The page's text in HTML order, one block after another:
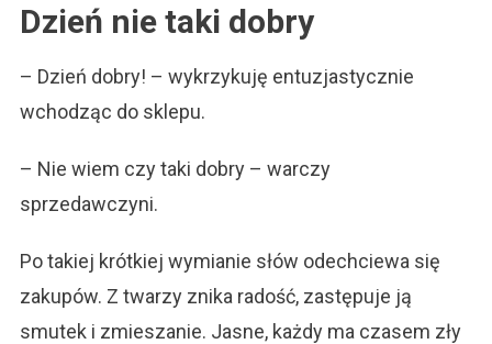
Dzień nie taki dobry
– Dzień dobry! – wykrzykuję entuzjastycznie
wchodząc do sklepu.
– Nie wiem czy taki dobry – warczy
sprzedawczyni.
Po takiej krótkiej wymianie słów odechciewa się
zakupów. Z twarzy znika radość, zastępuje ją
smutek i zmieszanie. Jasne, każdy ma czasem zły